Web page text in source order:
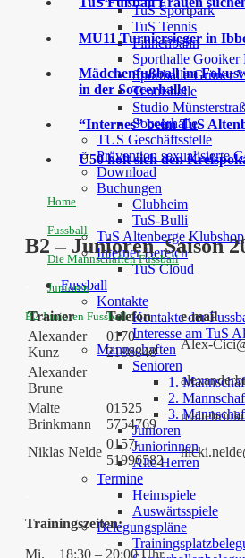
TuS Sportpark
TuS Tennis
Finnenbahn
Sporthalle Gooiker
Sporthalle Grüner
Tennishalle
Studio
Soccerhalle
TUS Geschäftsstelle
Prävention sexualisierte
Download
Buchungen
Clubheim
TuS-Bulli
TuS Altenberge Klubshop
Interner Bereich
TuS Cloud
Fussball
Kontakte
Kontakte der
Interesse am TuS
Mannschaften
Senioren
1.
2.
3.
Junioren
Juniorinnen
Alte Herren
Termine
Heimspiele
Auswärtsspiele
Belegungspläne
MU11 Turniersieger in
Mädchenfußball im
in der Soccerhalle
“Internes” beim TuS
Ü50 holt sich den
Home
Fussball
Die Mannschaften Fussball
Junioren
B2 Junioren Fussball
B2 – Junioren Saison
Trainer Telefon
e-mail
Alexander
Kunz
0170-
2188848
Alex-
Alexander
Brune
Malte
Brinkmann
01525
5754769
Niklas Nelde
0157-
51996582
Trainingszeiten:
Mi. 18:30 – 20:00 Uhr